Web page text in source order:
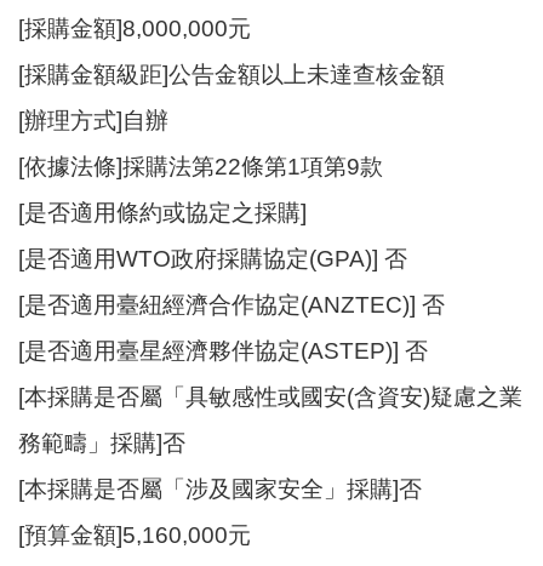
錄
相
關
資
料
回
頁
網
站
覽
市
政
箱
[採購金額]8,000,000元
[採購金額級距]公告金額以上未達查核金額
[辦理方式]自辦
[依據法條]採購法第22條第1項第9款
[是否適用條約或協定之採購]
[是否適用WTO政府採購協定(GPA)] 否
[是否適用臺紐經濟合作協定(ANZTEC)] 否
[是否適用臺星經濟夥伴協定(ASTEP)] 否
[本採購是否屬「具敏感性或國安(含資安)疑慮之業
務範疇」採購]否
[本採購是否屬「涉及國家安全」採購]否
[預算金額]5,160,000元